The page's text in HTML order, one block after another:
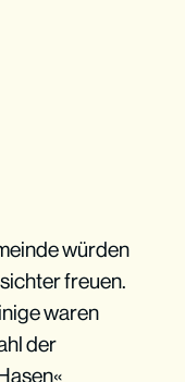
würden
freuen.
waren
der